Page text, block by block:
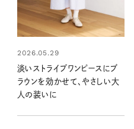
2026.05.29
淡いストライプワンピースにブ
ラウンを効かせて、やさしい大
人の装いに